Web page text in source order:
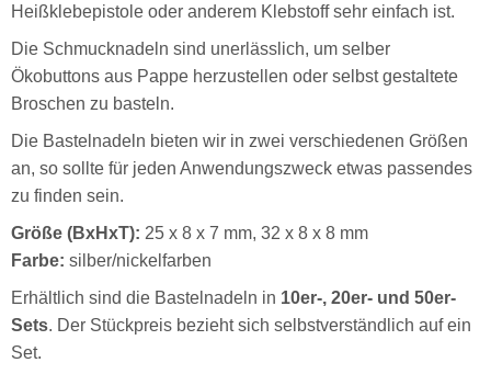
Heißklebepistole oder anderem Klebstoff sehr einfach ist.
Die Schmucknadeln sind unerlässlich, um selber
Ökobuttons aus Pappe herzustellen oder selbst gestaltete
Broschen zu basteln.
Die Bastelnadeln bieten wir in zwei verschiedenen Größen
an, so sollte für jeden Anwendungszweck etwas passendes
zu finden sein.
Größe (BxHxT): 25 x 8 x 7 mm, 32 x 8 x 8 mm
Farbe: silber/nickelfarben
Erhältlich sind die Bastelnadeln in 10er-, 20er- und 50er-
Sets. Der Stückpreis bezieht sich selbstverständlich auf ein
Set.